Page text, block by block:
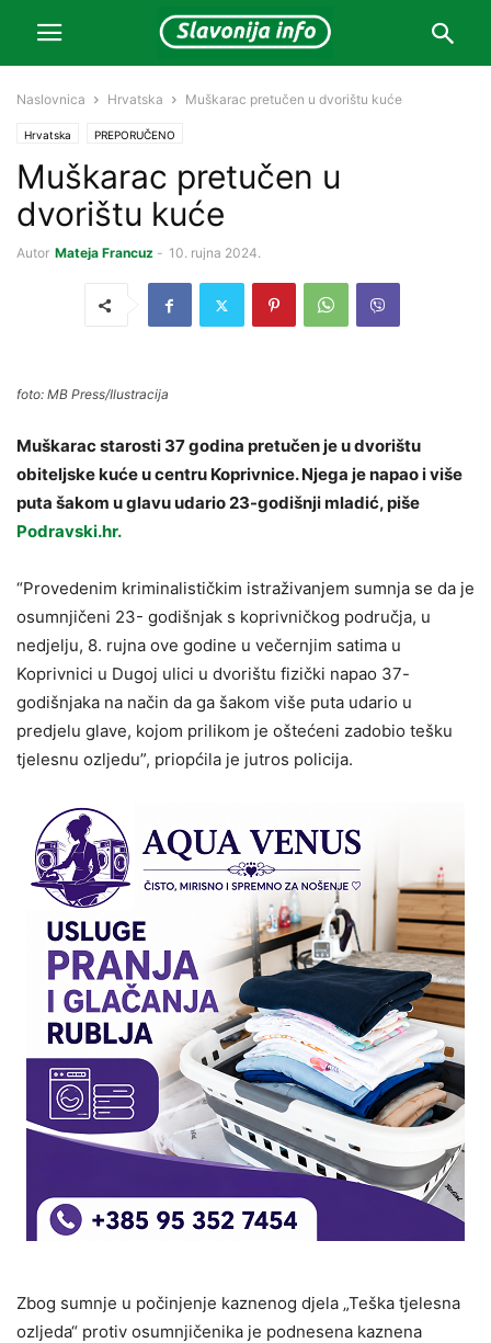
Naslovnica Hrvatska Muškarac pretučen u dvorištu kuće
Hrvatska PREPORUČENO
Muškarac pretučen u
dvorištu kuće
Autor Mateja Francuz - 10. rujna 2024.
foto: MB Press/Ilustracija
Muškarac starosti 37 godina pretučen je u dvorištu
obiteljske kuće u centru Koprivnice. Njega je napao i više
puta šakom u glavu udario 23-godišnji mladić, piše
Podravski.hr.
“Provedenim kriminalističkim istraživanjem sumnja se da je
osumnjičeni 23- godišnjak s koprivničkog područja, u
nedjelju, 8. rujna ove godine u večernjim satima u
Koprivnici u Dugoj ulici u dvorištu fizički napao 37-
godišnjaka na način da ga šakom više puta udario u
predjelu glave, kojom prilikom je oštećeni zadobio tešku
tjelesnu ozljedu”, priopćila je jutros policija.
Zbog sumnje u počinjenje kaznenog djela „Teška tjelesna
ozljeda“ protiv osumnjičenika je podnesena kaznena